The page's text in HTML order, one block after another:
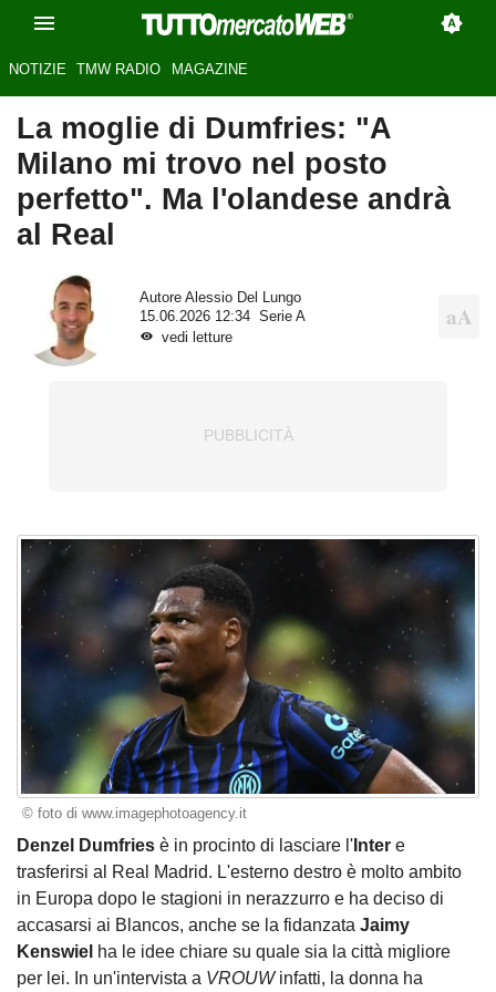
NOTIZIE TMW RADIO MAGAZINE
La moglie di Dumfries: "A
Milano mi trovo nel posto
perfetto". Ma l'olandese andrà
al Real
Autore Alessio Del Lungo
15.06.2026 12:34
Serie A
vedi letture
© foto di www.imagephotoagency.it
Denzel Dumfries è in procinto di lasciare l' Inter e
trasferirsi al Real Madrid. L'esterno destro è molto ambito
in Europa dopo le stagioni in nerazzurro e ha deciso di
accasarsi ai Blancos, anche se la fidanzata Jaimy
Kenswiel ha le idee chiare su quale sia la città migliore
per lei. In un'intervista a VROUWinfatti, la donna ha